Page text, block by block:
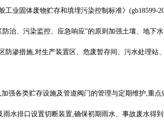
业固体废物贮存和填埋污染控制标准》(gb18599-
治、污染监控、应急响应”的原则加强土壤、地下
渗措施,对生产装置区、危废暂存间、污水处理
强各类贮存设施及管道阀门的管理与定期维护,重
水排口设置切断装置,确保初期雨水、事故废水得